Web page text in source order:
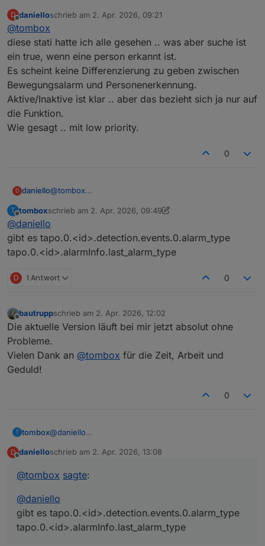
D
Offline
danielloschrieb am 2. Apr. 2026, 09:21
zuletzt editiert von
@tombox
diese stati hatte ich alle gesehen .. was aber suche ist
ein true, wenn eine person erkannt ist.
Es scheint keine Differenzierung zu geben zwischen
Bewegungsalarm und Personenerkennung.
Aktive/Inaktive ist klar .. aber das bezieht sich ja nur auf
die Funktion.
Wie gesagt .. mit low priority.
0
D daniello@tombox
ein true, wenn eine person erkannt ist.
Bewegungsalarm und Personenerkennung.
Aktive/Inaktive ist klar .. aber das bezieht sich ja nur
auf die Funktion.
T
Offline
tomboxschrieb am 2. Apr. 2026, 09:49
zuletzt editiert von tombox4. Feb. 2026, 11:50
@daniello
gibt es tapo.0.<id>.detection.events.0.alarm_type
tapo.0.<id>.alarmInfo.last_alarm_type
D 1 Antwort 0
Offline
bautruppschrieb am 2. Apr. 2026, 12:02
zuletzt editiert von
Die aktuelle Version läuft bei mir jetzt absolut ohne
Probleme.
Vielen Dank an @tombox für die Zeit, Arbeit und
Geduld!
0
T tombox@daniello
tapo.0.<id>.alarmInfo.last_alarm_type
D danielloschrieb am 2. Apr. 2026, 13:08
zuletzt editiert von
@tombox sagte:
@daniello
gibt es tapo.0.<id>.detection.events.0.alarm_type
tapo.0.<id>.alarmInfo.last_alarm_type